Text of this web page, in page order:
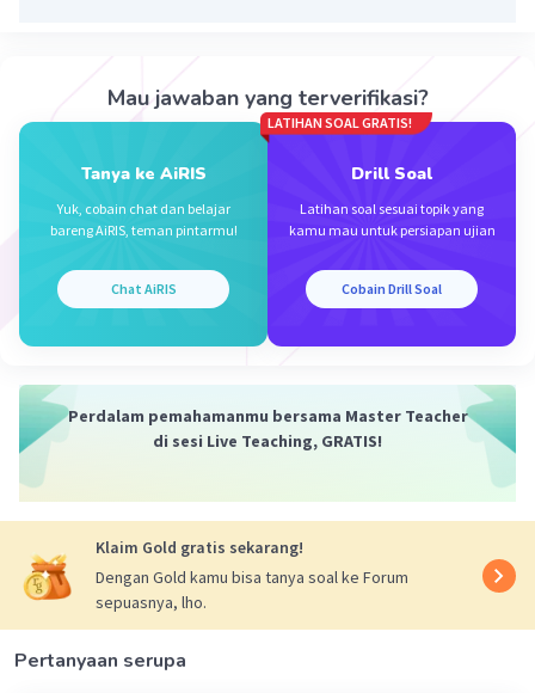
Mau jawaban yang terverifikasi?
Tanya ke AiRIS
Yuk, cobain chat dan belajar
bareng AiRIS, teman pintarmu!
Chat AiRIS
LATIHAN SOAL GRATIS!
Drill Soal
Latihan soal sesuai topik yang
kamu mau untuk persiapan ujian
Cobain Drill Soal
Perdalam pemahamanmu bersama Master Teacher
di sesi Live Teaching, GRATIS!
Klaim Gold gratis sekarang!
Dengan Gold kamu bisa tanya soal ke Forum
sepuasnya, lho.
Pertanyaan serupa